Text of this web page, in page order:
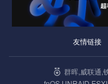
群晖Aria2套件配合Alist
友情链接
群晖,威联通,